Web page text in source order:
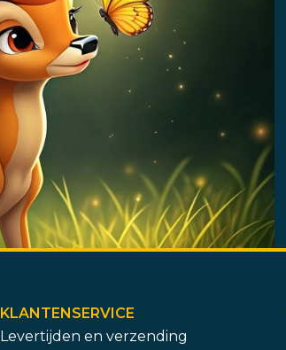
KLANTENSERVICE
Levertijden en verzending